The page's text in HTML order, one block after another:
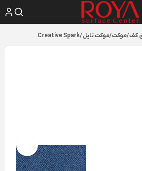
کف/موکت/موکت تایل/
Creative Spark